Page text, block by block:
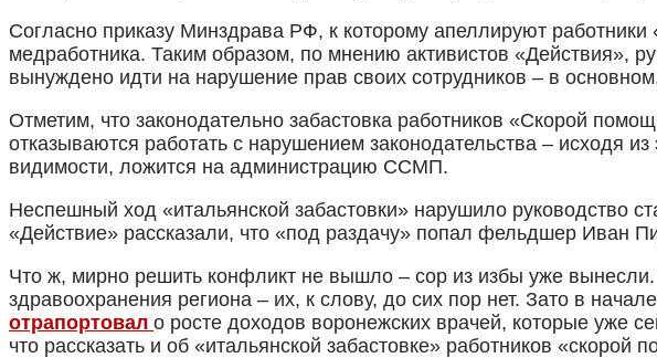
Черноземье
Россия
Согласно приказу Минздрава РФ, к которому апеллируют
медработника. Таким образом, по мнению активистов «Действия»,
вынуждено идти на нарушение прав своих сотрудников – в
Отметим, что законодательно забастовка работников «Скорой
отказываются работать с нарушением законодательства – исходя
видимости, ложится на администрацию ССМП.
Неспешный ход «итальянской забастовки» нарушило руководство
«Действие» рассказали, что «под раздачу» попал фельдшер Иван
Что ж, мирно решить конфликт не вышло – сор из избы уже
здравоохранения региона – их, к слову, до сих пор нет. Зато в
отрапортовал о росте доходов воронежских врачей, которые уже
что рассказать и об «итальянской забастовке» работников «скорой